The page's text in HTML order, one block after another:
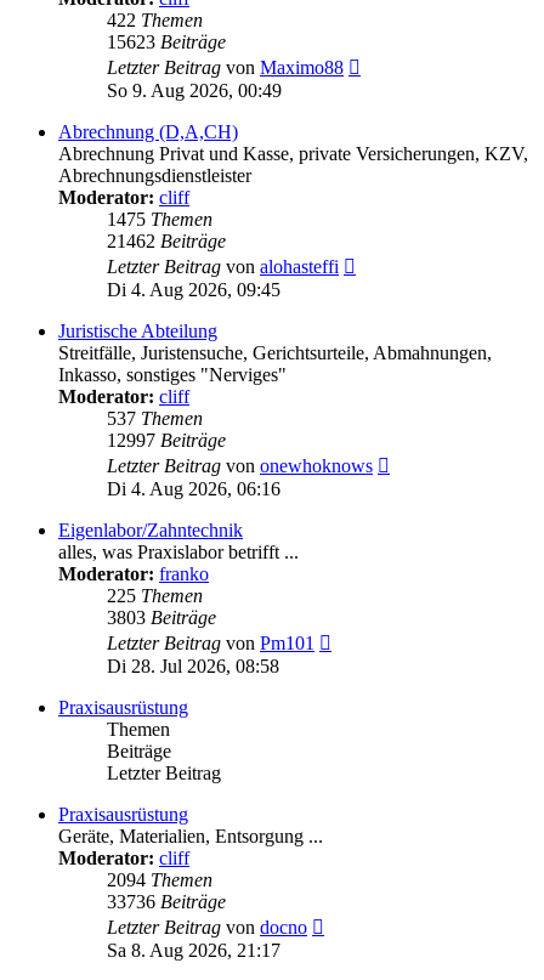
422 Themen
15623 Beiträge
Letzter Beitrag von Maximo88
So 9. Aug 2026, 00:49
Abrechnung (D,A,CH)
Abrechnung Privat und Kasse, private Versicherungen, KZV,
Abrechnungsdienstleister
Moderator: cliff
1475 Themen
21462 Beiträge
Letzter Beitrag von alohasteffi
Di 4. Aug 2026, 09:45
Juristische Abteilung
Streitfälle, Juristensuche, Gerichtsurteile, Abmahnungen,
Inkasso, sonstiges "Nerviges"
Moderator: cliff
537 Themen
12997 Beiträge
Letzter Beitrag von onewhoknows
Di 4. Aug 2026, 06:16
Eigenlabor/Zahntechnik
alles, was Praxislabor betrifft ...
Moderator: franko
225 Themen
3803 Beiträge
Letzter Beitrag von Pm101
Di 28. Jul 2026, 08:58
Praxisausrüstung
Themen
Beiträge
Letzter Beitrag
Praxisausrüstung
Geräte, Materialien, Entsorgung ...
Moderator: cliff
2094 Themen
33736 Beiträge
Letzter Beitrag von docno
Sa 8. Aug 2026, 21:17